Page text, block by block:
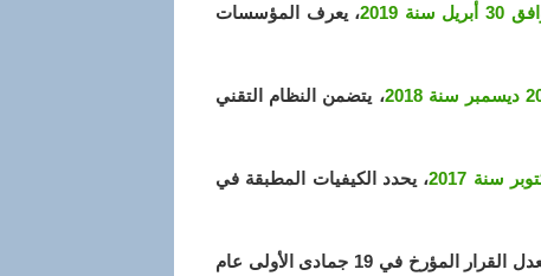
، يعرف المؤسسات
، يتضمن النظام التقني
، يحدد الكيفيات المطبقة في
يعدل القرار المؤرخ في 19 جمادى الأولى عام